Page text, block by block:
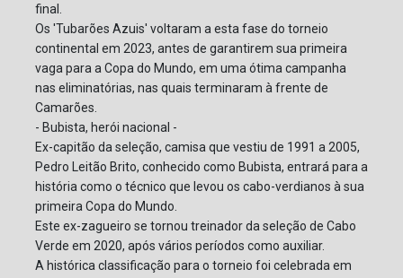
final.
Os 'Tubarões Azuis' voltaram a esta fase do torneio
continental em 2023, antes de garantirem sua primeira
vaga para a Copa do Mundo, em uma ótima campanha
nas eliminatórias, nas quais terminaram à frente de
Camarões.
- Bubista, herói nacional -
Ex-capitão da seleção, camisa que vestiu de 1991 a 2005,
Pedro Leitão Brito, conhecido como Bubista, entrará para a
história como o técnico que levou os cabo-verdianos à sua
primeira Copa do Mundo.
Este ex-zagueiro se tornou treinador da seleção de Cabo
Verde em 2020, após vários períodos como auxiliar.
A histórica classificação para o torneio foi celebrada em